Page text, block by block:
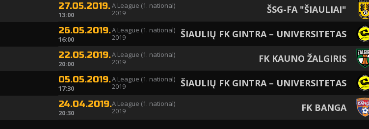
27.05.2019.
13:00
A League (1. national)
2019
ŠSG-FA "ŠIAULIAI"
26.05.2019.
16:00
A League (1. national)
2019
ŠIAULIŲ FK GINTRA – UNIVERSITETAS
22.05.2019.
20:00
A League (1. national)
2019
FK KAUNO ŽALGIRIS
05.05.2019.
17:30
A League (1. national)
2019
ŠIAULIŲ FK GINTRA – UNIVERSITETAS
24.04.2019.
20:30
A League (1. national)
2019
FK BANGA